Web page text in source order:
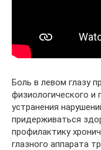
Боль в левом глазу
физиологического и
устранения
придерживаться
профилактику
глазного аппарата